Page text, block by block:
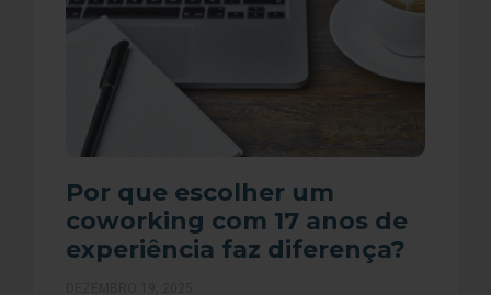
Por que escolher um
coworking com 17 anos de
experiência faz diferença?